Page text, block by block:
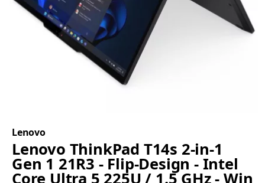
Lenovo
Lenovo ThinkPad T14s 2-in-1
Gen 1 21R3 - Flip-Design - Intel
Core Ultra 5 225U / 1.5 GHz - Win